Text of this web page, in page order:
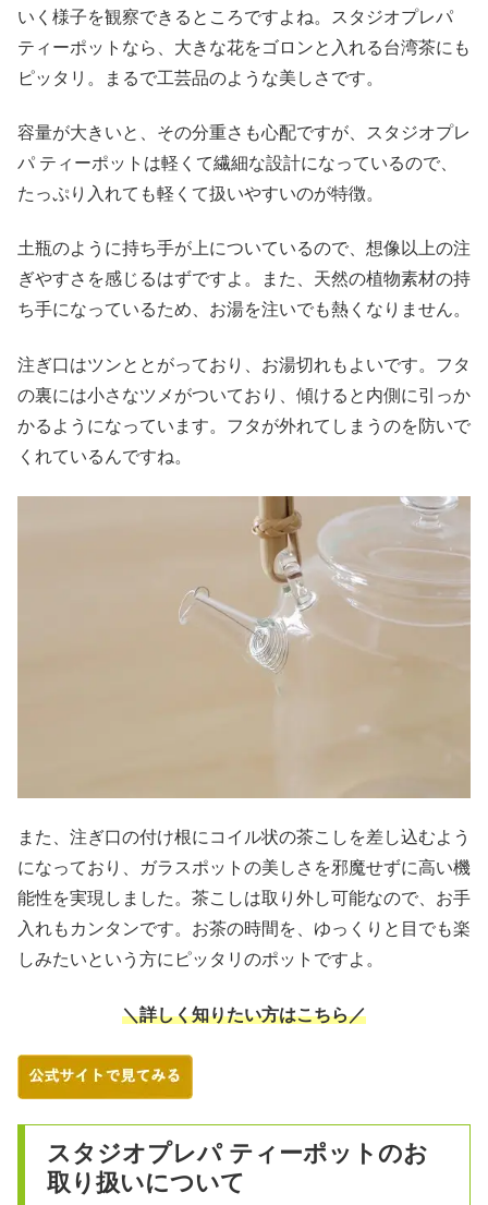
いく様子を観察できるところですよね。スタジオプレパ
ティーポットなら、大きな花をゴロンと入れる台湾茶にも
ピッタリ。まるで工芸品のような美しさです。
容量が大きいと、その分重さも心配ですが、スタジオプレ
パ ティーポットは軽くて繊細な設計になっているので、
たっぷり入れても軽くて扱いやすいのが特徴。
土瓶のように持ち手が上についているので、想像以上の注
ぎやすさを感じるはずですよ。また、天然の植物素材の持
ち手になっているため、お湯を注いでも熱くなりません。
注ぎ口はツンととがっており、お湯切れもよいです。フタ
の裏には小さなツメがついており、傾けると内側に引っか
かるようになっています。フタが外れてしまうのを防いで
くれているんですね。
また、注ぎ口の付け根にコイル状の茶こしを差し込むよう
になっており、ガラスポットの美しさを邪魔せずに高い機
能性を実現しました。茶こしは取り外し可能なので、お手
入れもカンタンです。お茶の時間を、ゆっくりと目でも楽
しみたいという方にピッタリのポットですよ。
＼詳しく知りたい方はこちら／
スタジオプレパ ティーポットのお
取り扱いについて